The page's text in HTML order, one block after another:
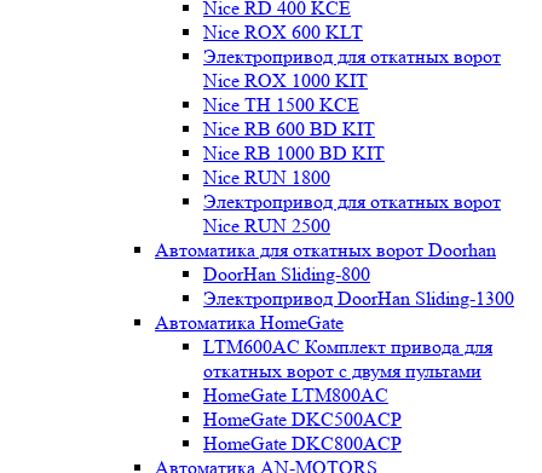
Nice RD 400 KCE
Nice ROX 600 KLT
Электропривод для откатных ворот
Nice ROX 1000 KIT
Nice TH 1500 KCE
Nice RB 600 BD KIT
Nice RB 1000 BD KIT
Nice RUN 1800
Электропривод для откатных ворот
Nice RUN 2500
Автоматика для откатных ворот Doorhan
DoorHan Sliding-800
Электропривод DoorHan Sliding-1300
Автоматика HomeGate
LTM600AC Комплект привода для
откатных ворот с двумя пультами
HomeGate LTM800AC
HomeGate DKC500ACP
HomeGate DKC800ACP
Автоматика AN-MOTORS